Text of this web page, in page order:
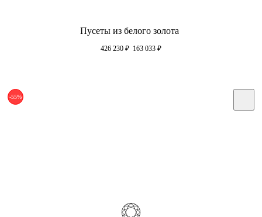
Пусеты из белого золота
426 230 ₽ 163 033 ₽
-55%